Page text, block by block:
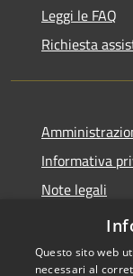
Leggi le FAQ
Richiesta
Informativa
Note legali
Dichiarazione
Questo sito web
necessari al